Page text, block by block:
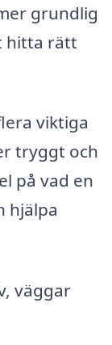
grundlig
hitta rätt
viktiga
tryggt och
på vad en
hjälpa
väggar